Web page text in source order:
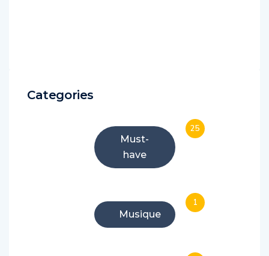
Categories
Must-
have
25
Musique
1